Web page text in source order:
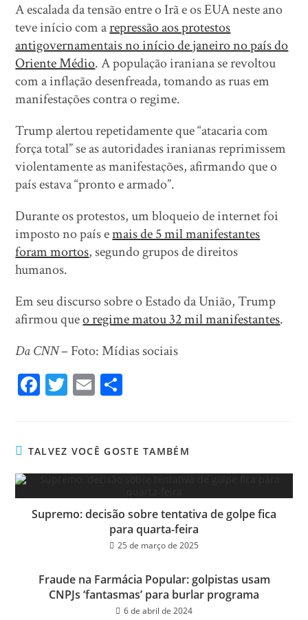
A escalada da tensão entre o Irã e os EUA neste ano
teve início com arepressão aos protestos
antigovernamentais no início de janeiro no país do
Oriente Médio. A população iraniana se revoltou
com a inflação desenfreada, tomando as ruas em
manifestações contra o regime.
Trump alertou repetidamente que “atacaria com
força total” se as autoridades iranianas reprimissem
violentamente as manifestações, afirmando que o
país estava “pronto e armado”.
Durante os protestos, um bloqueio de internet foi
imposto no país emais de 5 mil manifestantes
foram mortos, segundo grupos de direitos
humanos.
Em seu discurso sobre o Estado da União, Trump
afirmou queo regime matou 32 mil manifestantes.
Da CNN– Foto: Mídias sociais
Fa
ok
T
er
E
TALVEZ VOCÊ GOSTE TAMBÉM
Supremo: decisão sobre tentativa de golpe fica
para quarta-feira
25 de março de 2025
Fraude na Farmácia Popular: golpistas usam
CNPJs ‘fantasmas’ para burlar programa
6 de abril de 2024